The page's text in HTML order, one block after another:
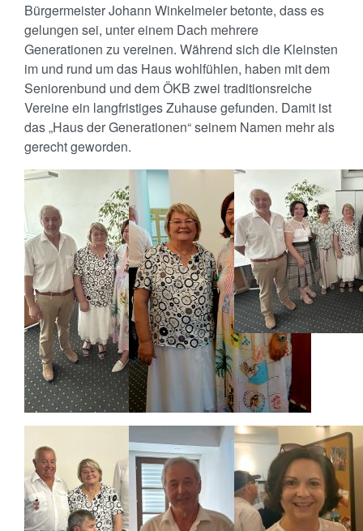
Bürgermeister Johann Winkelmeier betonte, dass es
gelungen sei, unter einem Dach mehrere
Generationen zu vereinen. Während sich die Kleinsten
im und rund um das Haus wohlfühlen, haben mit dem
Seniorenbund und dem ÖKB zwei traditionsreiche
Vereine ein langfristiges Zuhause gefunden. Damit ist
das „Haus der Generationen“ seinem Namen mehr als
gerecht geworden.